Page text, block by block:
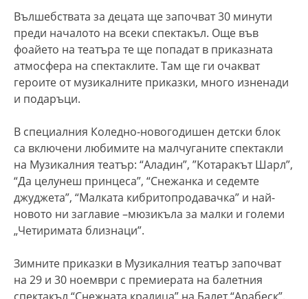
Вълшебствата за децата ще започват 30 минути
преди началото на всеки спектакъл. Още във
фоайето на театъра те ще попадат в приказната
атмосфера на спектаклите. Там ще ги очакват
героите от музикалните приказки, много изненади
и подаръци.
В специалния Коледно-новогодишен детски блок
са включени любимите на малчуганите спектакли
на Музикалния театър: “Аладин”, ”Котаракът Шарл”,
“Да целунеш принцеса”, “Снежанка и седемте
джуджета”, “Малката кибритопродавачка” и най-
новото ни заглавие –мюзикъла за малки и големи
„Четиримата близнаци”.
Зимните приказки в Музикалния театър започват
на 29 и 30 ноември с премиерата на балетния